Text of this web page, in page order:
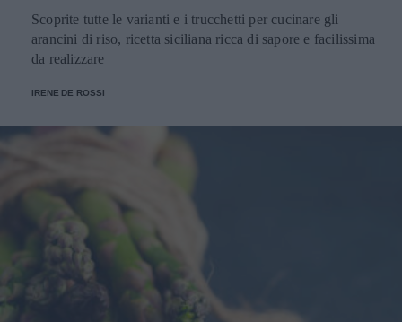
Scoprite tutte le varianti e i trucchetti per cucinare gli
arancini di riso, ricetta siciliana ricca di sapore e facilissima
da realizzare
IRENE DE ROSSI